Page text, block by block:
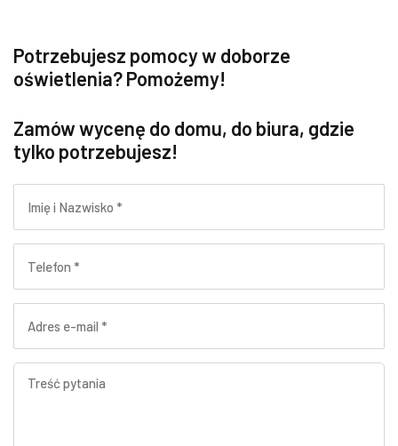
Potrzebujesz pomocy w doborze
oświetlenia? Pomożemy!
Zamów wycenę do domu, do biura, gdzie
tylko potrzebujesz!